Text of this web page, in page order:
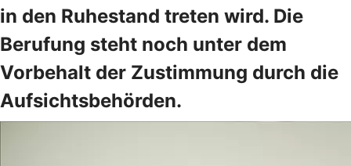
in den Ruhestand treten wird. Die
Berufung steht noch unter dem
Vorbehalt der Zustimmung durch die
Aufsichtsbehörden.